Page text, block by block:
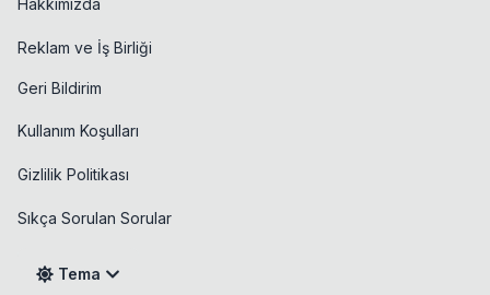
Hakkımızda
Reklam ve İş Birliği
Geri Bildirim
Kullanım Koşulları
Gizlilik Politikası
Sıkça Sorulan Sorular
Tema